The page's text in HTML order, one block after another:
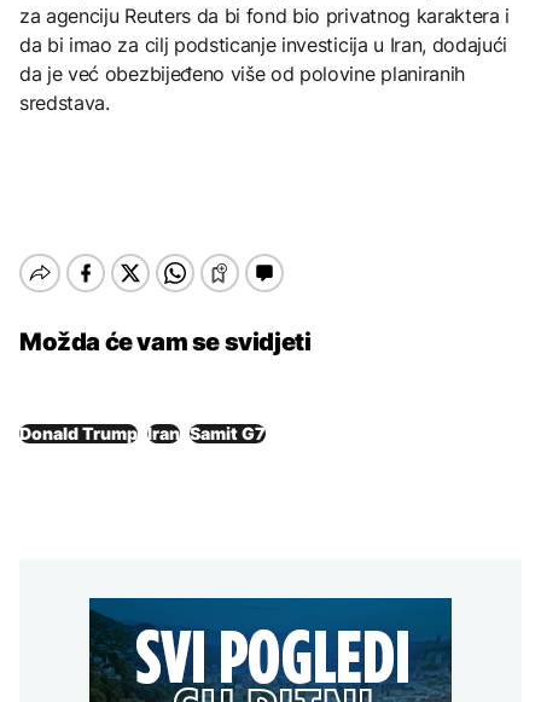
za agenciju Reuters da bi fond bio privatnog karaktera i
da bi imao za cilj podsticanje investicija u Iran, dodajući
da je već obezbijeđeno više od polovine planiranih
sredstava.
Možda će vam se svidjeti
Donald Trump Iran Samit G7